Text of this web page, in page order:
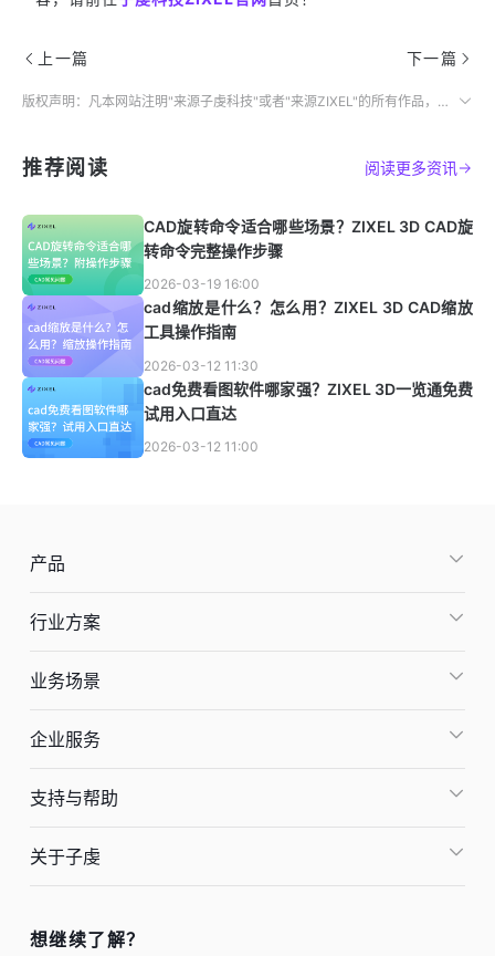
上一篇 下一篇
版权声明：凡本网站注明"来源子虔科技"或者"来源ZIXEL"的所有作品，均为本网站合法拥有版权的作品，未经本网站授权，任何媒体、网站、个人不得转载、链接、转帖或以其他方式使用。
推荐阅读 阅读更多资讯
CAD旋转命令适合哪些场景？ZIXEL 3D CAD旋
转命令完整操作步骤
2026-03-19 16:00
cad缩放是什么？怎么用？ZIXEL 3D CAD缩放
工具操作指南
2026-03-12 11:30
cad免费看图软件哪家强？ZIXEL 3D一览通免费
试用入口直达
2026-03-12 11:00
产品
行业方案
业务场景
企业服务
支持与帮助
关于子虔
想继续了解？